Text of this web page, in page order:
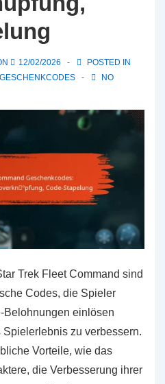
12/02/2026
POSTED IN
NO
Trek Fleet Command sind
Codes, die Spieler
Belohnungen einlösen
Spielerlebnis zu verbessern.
Vorteile, wie das
die Verbesserung ihrer